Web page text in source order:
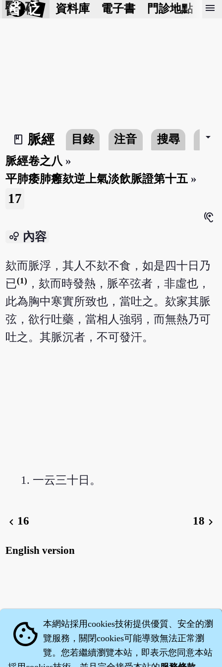
醫 砭 資料庫 電子書 門診地點 預
menu
book_2
脈經 目錄 注音 搜尋 書介
arrow_drop_down
脈經卷之八 »
平肺痿肺癰欬逆上氣淡飲脈證第十五 »
17
hearing
bubble_chart 內容
欬而脈浮，其人不欬不食，如是四十日乃
已(1) ，欬而時發熱，脈卒弦者，非虛也，
此為胸中寒實所致也，當吐之。欬家其脈
弦，欲行吐藥，當相人強弱，而無熱乃可
吐之。其脈沉者，不可發汗。
一云三十日。
chevron_left 16 18 chevron_right
English version
cookie 本網站採用cookies技術提供優質、安全的瀏
覽服務，關閉cookies可能導致無法正常瀏
覽。您若繼續瀏覽本站，即表示您同意本站